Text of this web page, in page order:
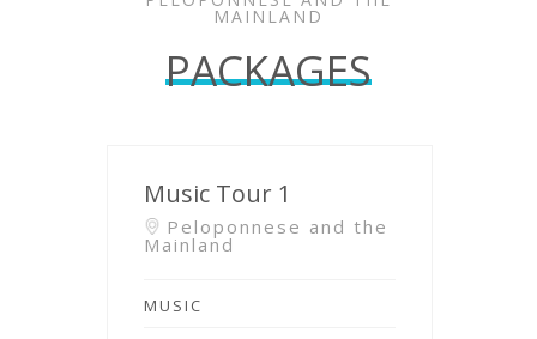
MAINLAND
PACKAGES
Music Tour 1
Peloponnese and the
Mainland
MUSIC